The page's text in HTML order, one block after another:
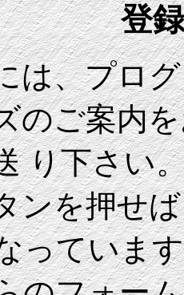
登
は、プロ
のご案内
り下さい
ンを押せ
っていま